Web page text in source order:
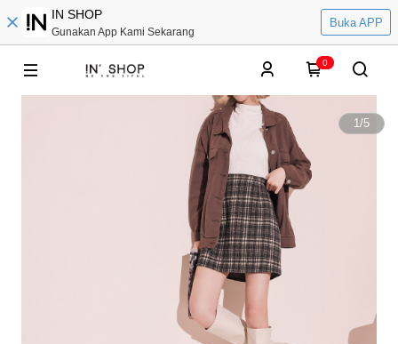
IN SHOP
Gunakan App Kami Sekarang
Buka APP
0
1/5